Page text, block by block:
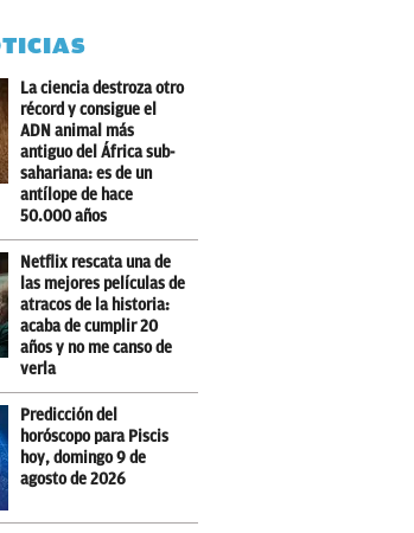
La ciencia destroza otro
récord y consigue el
ADN animal más
antiguo del África sub-
sahariana: es de un
antílope de hace
50.000 años
Netflix rescata una de
las mejores películas de
atracos de la historia:
acaba de cumplir 20
años y no me canso de
verla
Predicción del
horóscopo para Piscis
hoy, domingo 9 de
agosto de 2026